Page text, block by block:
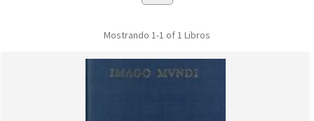
Mostrando 1-1 of 1 Libros